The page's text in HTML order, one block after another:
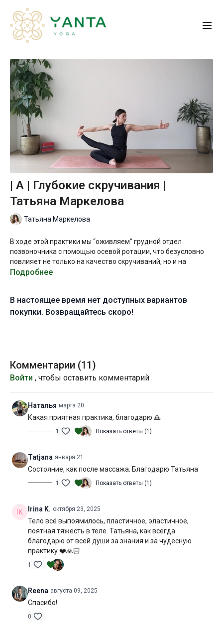
| A | Глубокие скручивания |
Татьяна Маркелова
Татьяна Маркелова
В ходе этой практики мы “оживляем” грудной отдел
позвоночника с помощью осевой ротации, что безусловно
повлияет не только на качество скручиваний, но и на
глубину ваших прогибов и дыхания. Надеюсь, что после
Желаю всем приятной практики и глубоких скручиваний!
Специфика:стато-динамическая практика с акцентом на
осевой ротации позвоночника
Нагрузка:
Оборудование:не потребуется
Подробнее
В настоящее время нет доступных вариантов
покупки. Возвращайтесь скоро!
Комментарии (11)
Войти , чтобы оставить комментарий
Наталья марта 20
Какая приятная практика, благодарю 🙏
1 Показать ответы (1)
Tatjana января 21
Состояние, как после массажа. Благодарю Татьяна
1 Показать ответы (1)
Irina K. октября 23, 2025
Тело всё выпоямилось, пластичное, эластичное,
поятная тяжесть в теле. Татьяна, как всегда
благодарю от всей души за знания и за чудесную
практику ❤️🙏🏻
1
Reena августа 09, 2025
Спасибо!
0